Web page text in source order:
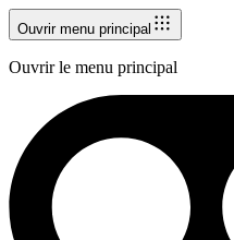
Ouvrir menu principal
Ouvrir le menu principal